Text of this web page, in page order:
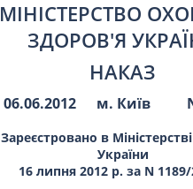
МІНІСТЕРСТВО
ЗДОРОВ'Я
НАКАЗ
06.06.2012 м. Київ
Зареєстровано в
України
16 липня 2012 р. за N 1189/